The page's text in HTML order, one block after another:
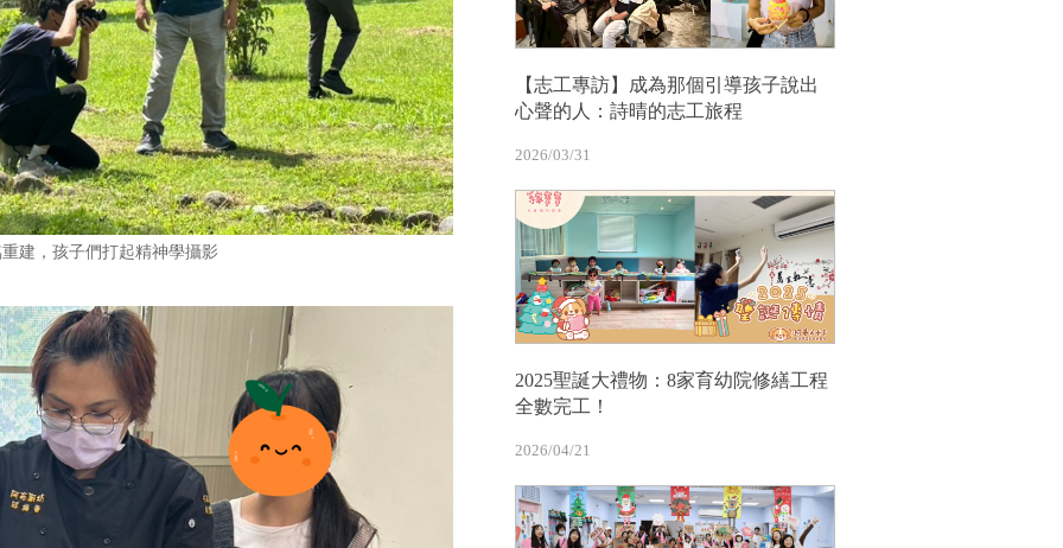
建，孩子們打起精神學攝影
【志工專訪】成為那個引導孩子說出
心聲的人：詩晴的志工旅程
2026/03/31
2025聖誕大禮物：8家育幼院修繕工程
全數完工！
2026/04/21